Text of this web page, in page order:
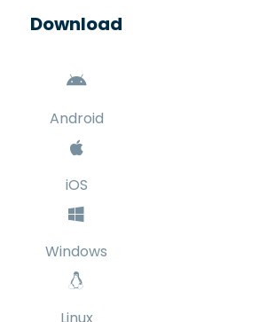
Download
Android
iOS
Windows